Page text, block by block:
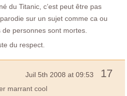
du Titanic, c’est peut être pas
sur un sujet comme ca ou
de personnes sont mortes.
du respect.
Juil 5th 2008 at 09:53 17
marrant cool